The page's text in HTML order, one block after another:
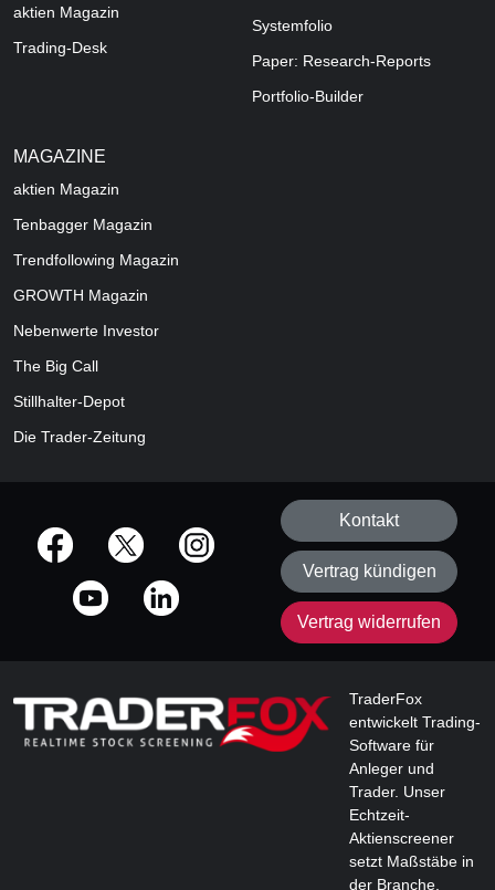
aktien Magazin
Trading-Desk
Systemfolio
Paper: Research-Reports
Portfolio-Builder
MAGAZINE
aktien Magazin
Tenbagger Magazin
Trendfollowing Magazin
GROWTH Magazin
Nebenwerte Investor
The Big Call
Stillhalter-Depot
Die Trader-Zeitung
offizielle Social Media-Accounts
Kontakt
Vertrag kündigen
Vertrag widerrufen
TraderFox
entwickelt Trading-
Software für
Anleger und
Trader. Unser
Echtzeit-
Aktienscreener
setzt Maßstäbe in
der Branche.